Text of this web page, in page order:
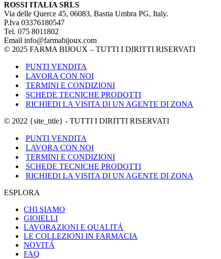
ROSSI ITALIA SRLS
Via delle Querce 45, 06083, Bastia Umbra PG, Italy.
P.Iva 03376180547
Tel. 075 8011802
Email info@farmabijoux.com
© 2025 FARMA BIJOUX – TUTTI I DIRITTI RISERVATI
PUNTI VENDITA
LAVORA CON NOI
TERMINI E CONDIZIONI
SCHEDE TECNICHE PRODOTTI
RICHIEDI LA VISITA DI UN AGENTE DI ZONA
© 2022 {site_title} - TUTTI I DIRITTI RISERVATI
PUNTI VENDITA
LAVORA CON NOI
TERMINI E CONDIZIONI
SCHEDE TECNICHE PRODOTTI
RICHIEDI LA VISITA DI UN AGENTE DI ZONA
ESPLORA
CHI SIAMO
GIOIELLI
LAVORAZIONI E QUALITÁ
LE COLLEZIONI IN FARMACIA
NOVITÁ
FAQ